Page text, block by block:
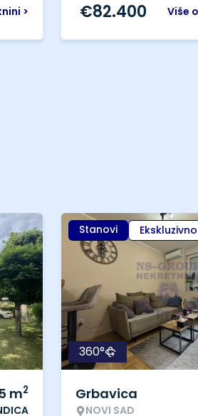
> Više
€82.400
m2
Stanovi Ekskluzivno
360°
Grbavica
NOVI SAD